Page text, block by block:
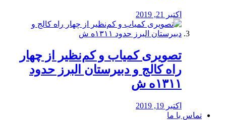
اکتبر 21, 2019
️تصویری کمیاب و کم‌نظیر از چهار
راه كالج و دبيرستان البرز حدود
۱۳۱۱ه ش
اکتبر 19, 2019
تماس با ما